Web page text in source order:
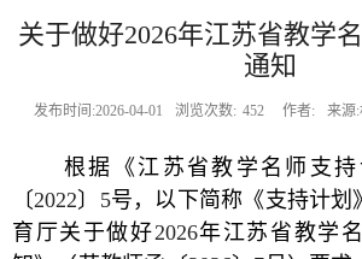
关于做好2026年江苏省教学
通知
发布时间:2026-04-01 浏览次数: 452 作者: 来源
根据《江苏省教学名师支
〔2022〕 5号，以下简称《支持计划
育厅关于做好2026年江苏省教学